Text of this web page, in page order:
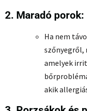
2. Maradó porok:
Ha nem
szőnyegről,
amelyek
akik